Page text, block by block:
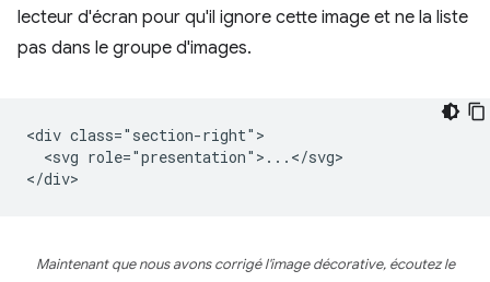
lecteur d'écran pour qu'il ignore cette image et ne la liste
pas dans le groupe d'images.
<div class="section-right">
  <svg role="presentation">...</svg>
Maintenant que nous avons corrigé l'image décorative, écoutez le